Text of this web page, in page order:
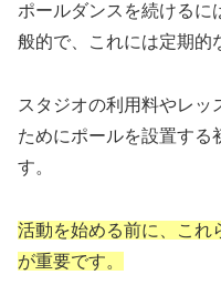
ポールダンスを続けるに
般的で、これには定期的
スタジオの利用料やレッ
ためにポールを設置する
す。
活動を始める前に、これ
が重要です。